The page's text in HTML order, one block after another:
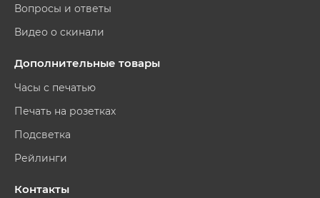
Вопросы и ответы
Видео о скинали
Дополнительные товары
Часы с печатью
Печать на розетках
Подсветка
Рейлинги
Контакты